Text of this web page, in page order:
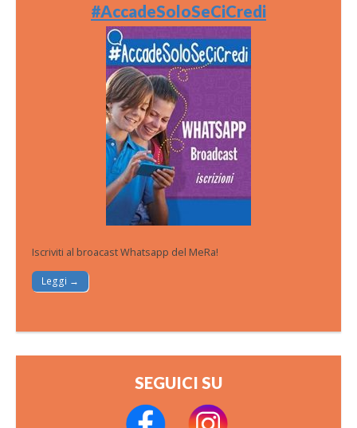
#AccadeSoloSeCiCredi
Iscriviti al broacast Whatsapp del MeRa!
Leggi →
SEGUICI SU